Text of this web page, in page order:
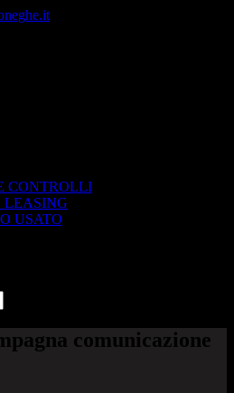
CONTROLLI
USATO
comunicazione